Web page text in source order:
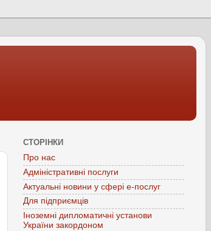
СТОРІНКИ
Про нас
Адміністративні послуги
Актуальні новини у сфері е-послуг
Для підприємців
Іноземні дипломатичні установи
України закордоном